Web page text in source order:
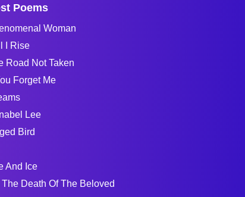
Poems
Woman
I Rise
Road Not Taken
Forget Me
Lee
Bird
And Ice
The Death Of The Beloved